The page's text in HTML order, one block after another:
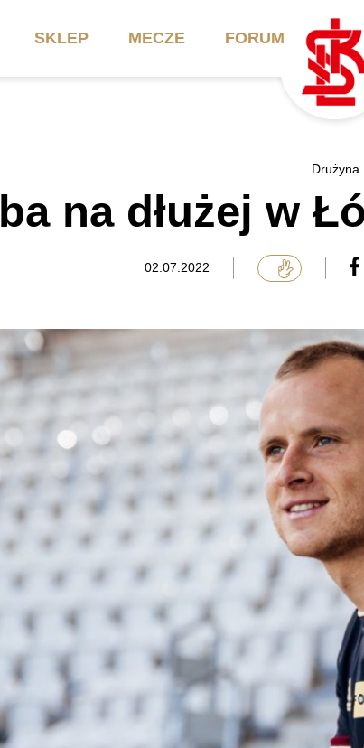
SKLEP MECZE FORUM
Cennik
Karnety
FAQ
Aktualności
Kadra trenerska
ŁKS II
Drużyny Akademii
ŁKS Schools
Staże w
Kluby partnerskie
Kontakt
KUP BILET
Drużyna
na dłużej w
02.07.2022